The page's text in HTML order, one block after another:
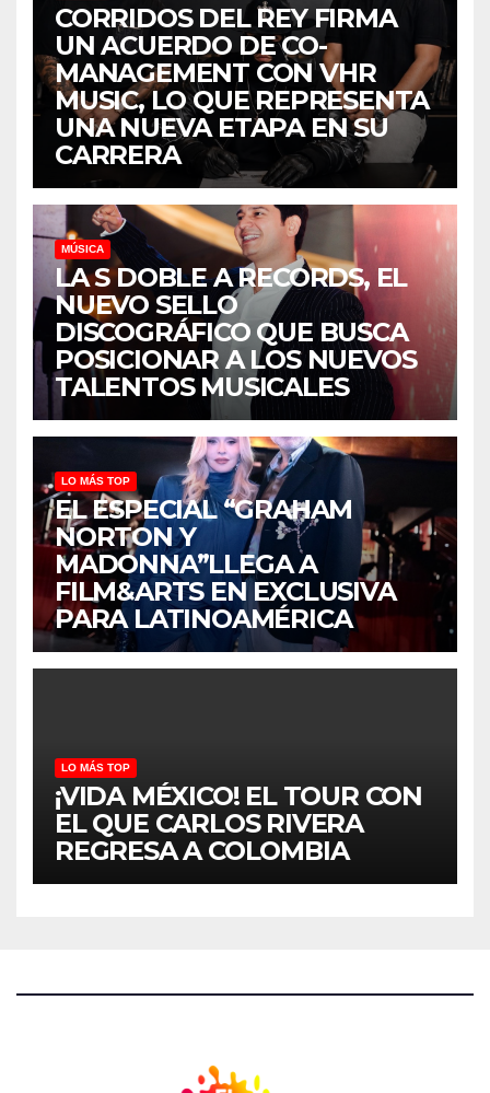
CORRIDOS DEL REY FIRMA
UN ACUERDO DE CO-
MANAGEMENT CON VHR
MUSIC, LO QUE REPRESENTA
UNA NUEVA ETAPA EN SU
CARRERA
MÚSICA
LA S DOBLE A RECORDS, EL
NUEVO SELLO
DISCOGRÁFICO QUE BUSCA
POSICIONAR A LOS NUEVOS
TALENTOS MUSICALES
LO MÁS TOP
EL ESPECIAL “GRAHAM
NORTON Y
MADONNA”LLEGA A
FILM&ARTS EN EXCLUSIVA
PARA LATINOAMÉRICA
LO MÁS TOP
¡VIDA MÉXICO! EL TOUR CON
EL QUE CARLOS RIVERA
REGRESA A COLOMBIA